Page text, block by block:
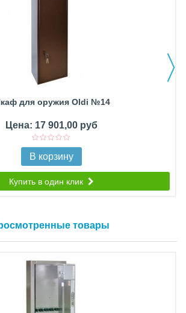
для оружия Oldi №14
Цена: 17 901,00 руб
В корзину
Купить в один клик
товары